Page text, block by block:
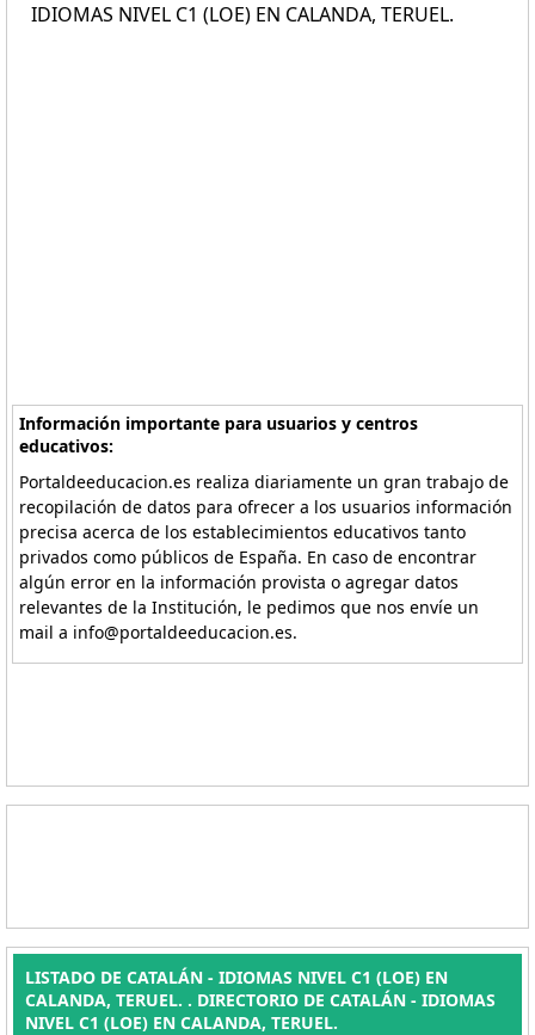
IDIOMAS NIVEL C1 (LOE) EN CALANDA, TERUEL.
Información importante para usuarios y centros
educativos:
Portaldeeducacion.es realiza diariamente un gran trabajo de
recopilación de datos para ofrecer a los usuarios información
precisa acerca de los establecimientos educativos tanto
privados como públicos de España. En caso de encontrar
algún error en la información provista o agregar datos
relevantes de la Institución, le pedimos que nos envíe un
mail a info@portaldeeducacion.es.
LISTADO DE CATALÁN - IDIOMAS NIVEL C1 (LOE) EN
CALANDA, TERUEL. . DIRECTORIO DE CATALÁN - IDIOMAS
NIVEL C1 (LOE) EN CALANDA, TERUEL.